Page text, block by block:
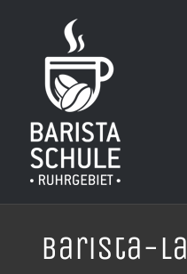
springen
Barista-